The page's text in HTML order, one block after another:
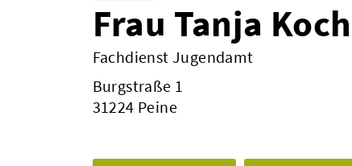
Frau Tanja Koch
Fachdienst Jugendamt
Burgstraße 1
31224 Peine